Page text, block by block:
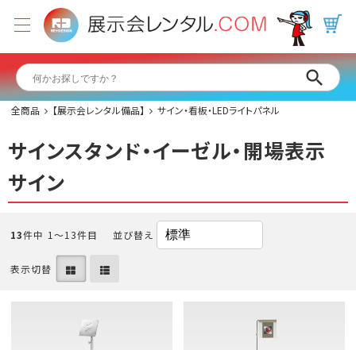
全商品 【展示会レンタル備品】 サイン・看板・LEDライトパネル
サインスタンド・イーゼル・開場表示
サイン
13件中 1〜13件目 並び替え
表示切替